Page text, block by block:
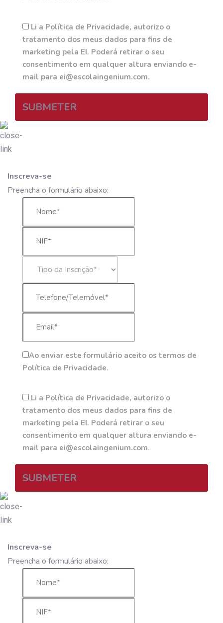
Li a Política de Privacidade, autorizo o
tratamento dos meus dados para fins de
marketing pela EI. Poderá retirar o seu
consentimento em qualquer altura enviando e-
mail para ei@escolaingenium.com.
SUBMETER
Inscreva-se
Preencha o formulário abaixo:
Ao enviar este formulário aceito os termos de
Política de Privacidade.
Li a Política de Privacidade, autorizo o
tratamento dos meus dados para fins de
marketing pela EI. Poderá retirar o seu
consentimento em qualquer altura enviando e-
mail para ei@escolaingenium.com.
SUBMETER
Inscreva-se
Preencha o formulário abaixo: